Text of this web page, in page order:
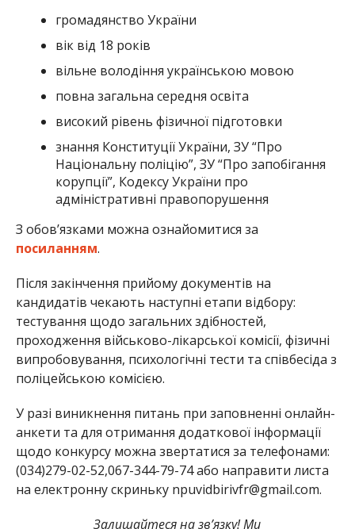
громадянство України
вік від 18 років
вільне володіння українською мовою
повна загальна середня освіта
високий рівень фізичної підготовки
знання Конституції України, ЗУ “Про
Національну поліцію”, ЗУ “Про запобігання
корупції”, Кодексу України про
адміністративні правопорушення
З обов’язками можна ознайомитися за
посиланням.
Після закінчення прийому документів на
кандидатів чекають наступні етапи відбору:
тестування щодо загальних здібностей,
проходження військово-лікарської комісії, фізичні
випробовування, психологічні тести та співбесіда з
поліцейською комісією.
У разі виникнення питань при заповненні онлайн-
анкети та для отримання додаткової інформації
щодо конкурсу можна звертатися за телефонами:
(034)279-02-52,067-344-79-74 або направити листа
на електронну скриньку npuvidbirivfr@gmail.com.
Залишайтеся на зв’язку! Ми